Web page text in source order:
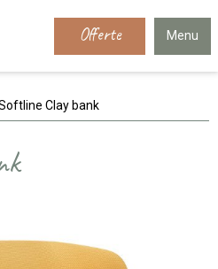
Offerte Menu
Clay bank